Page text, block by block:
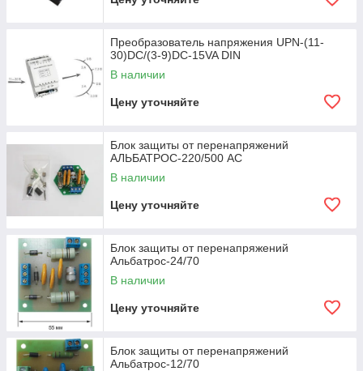
Преобразователь напряжения UPN-(11-
30)DC/(3-9)DC-15VA DIN
В наличии
Цену уточняйте
Блок защиты от перенапряжений
АЛЬБАТРОС-220/500 AC
В наличии
Цену уточняйте
Блок защиты от перенапряжений
Альбатрос-24/70
В наличии
Цену уточняйте
Блок защиты от перенапряжений
Альбатрос-12/70